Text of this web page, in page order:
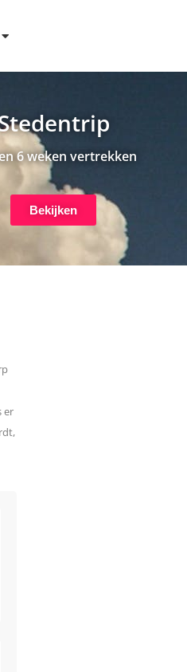
6 weken vertrekken
Bekijken
er